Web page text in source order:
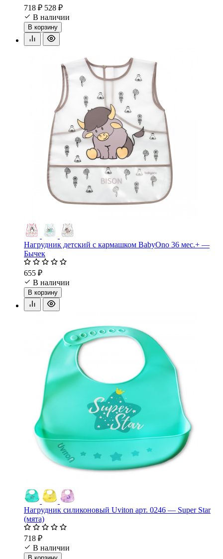
718 ₽ 528 ₽
В наличии
В корзину
Нагрудник детский с кармашком BabyOno 36 мес.+ —
Бычек
655 ₽
В наличии
В корзину
Нагрудник силиконовый Uviton арт. 0246 — Super Star
(мята)
718 ₽
В наличии